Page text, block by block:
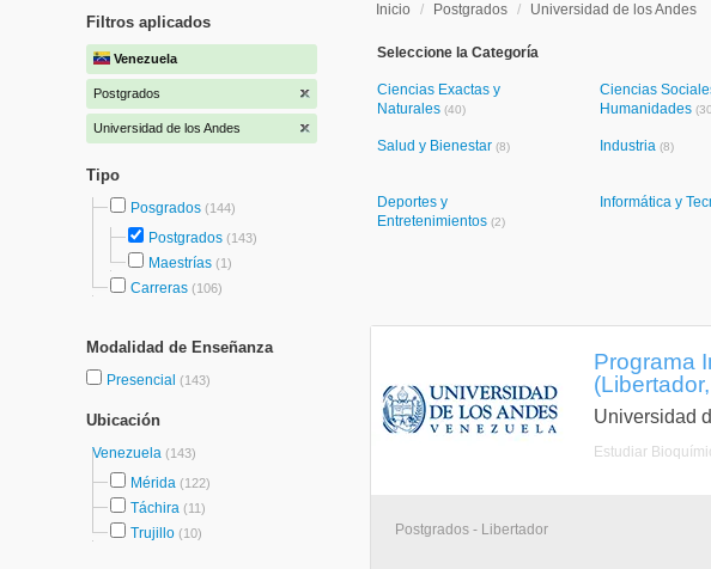
Filtros aplicados
Venezuela
Postgrados
Universidad de los Andes
Tipo
Posgrados (144)
Postgrados (143)
Maestrías (1)
Carreras (106)
Modalidad de Enseñanza
Presencial (143)
Ubicación
Venezuela (143)
Mérida (122)
Táchira (11)
Trujillo (10)
Inicio / Postgrados / Universidad de los Andes
Seleccione la Categoría
Ciencias Exactas y
Naturales (40)
Ciencias
Humanidades
Salud y Bienestar (8) Industria (8)
Deportes y
Entretenimientos (2)
Informática y
Programa
Universidad
Estudiar
Postgrados - Libertador